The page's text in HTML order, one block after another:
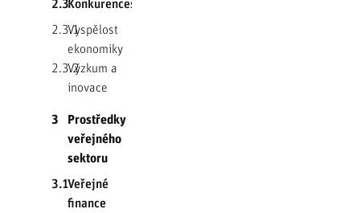
2.3Konkurenceschopnost
2.3.1Vyspělost
ekonomiky
2.3.2Výzkum a
inovace
3
Prostředky
veřejného
sektoru
3.1Veřejné
finance